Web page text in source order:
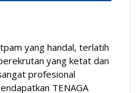
yang handal, terlatih
yang ketat dan
profesional
TENAGA